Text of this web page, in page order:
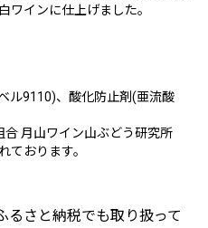
ワインに仕上げました。
ル9110)、酸化防止剤(亜流酸
月山ワイン山ぶどう研究所
ております。
るさと納税でも取り扱って